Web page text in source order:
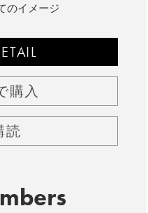
のイメージ
購入
読